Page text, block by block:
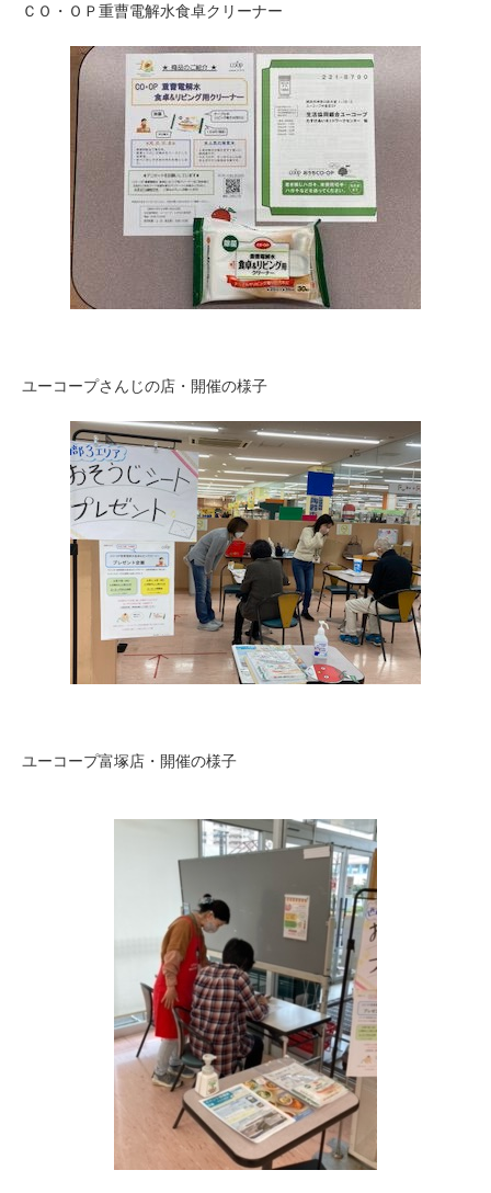
ＣＯ・ＯＰ重曹電解水食卓クリーナー
ユーコープさんじの店・開催の様子
ユーコープ富塚店・開催の様子